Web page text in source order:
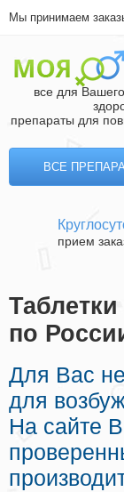
Мы принимаем
все для
препараты для
ВСЕ
прием
по
Для Вас
для
На сайте